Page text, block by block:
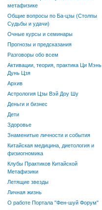
метафизике
Общие вопросы по Ба-цзы (Столпы
Судьбы и удачи)
Очные курсы и семинары
Прогнозы и предсказания
Разговоры обо всем
Активации, теория, практика Ци Мэнь
Дунь Цзя
Архив
Астрология Цзы Вэй Доу Шу
Деньги и бизнес
Дети
Здоровье
Знаменитые личности и события
Китайская медицина, диетология и
физиогномика
Клубы Практиков Китайской
Метафизики
Летящие звезды
Личная жизнь
О работе Портала "Фен-шуй Форум"